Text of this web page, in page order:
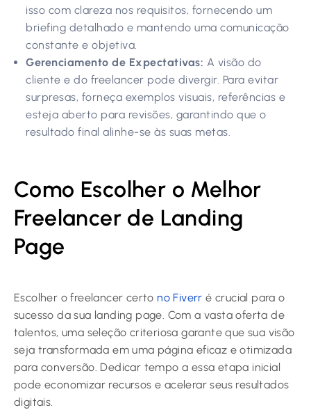
isso com clareza nos requisitos, fornecendo um
briefing detalhado e mantendo uma comunicação
constante e objetiva.
Gerenciamento de Expectativas: A visão do
cliente e do freelancer pode divergir. Para evitar
surpresas, forneça exemplos visuais, referências e
esteja aberto para revisões, garantindo que o
resultado final alinhe-se às suas metas.
Como Escolher o Melhor
Freelancer de Landing
Page
Escolher o freelancer certo no Fiverr é crucial para o
sucesso da sua landing page. Com a vasta oferta de
talentos, uma seleção criteriosa garante que sua visão
seja transformada em uma página eficaz e otimizada
para conversão. Dedicar tempo a essa etapa inicial
pode economizar recursos e acelerar seus resultados
digitais.